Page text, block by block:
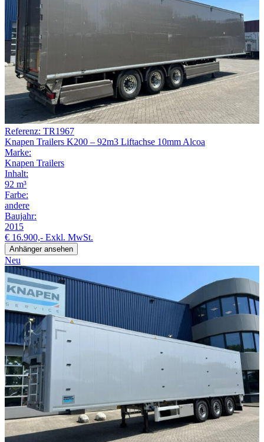
Referenz: TR1967
Knapen Trailers K200 – 92m3 Liftachse 10mm Alcoa
Marke:
Knapen Trailers
Inhalt:
92 m³
Farbe:
andere
Baujahr:
2015
€ 16.900,- Exkl. MwSt.
Anhänger ansehen
Neu